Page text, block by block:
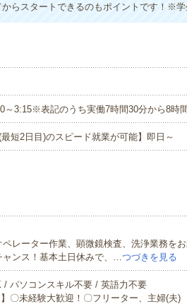
らスタートできるのもポイントです！※
～3:15※表記のうち実働7時間30分から8時間
短2日目)のスピード就業が可能】即日～
レーター作業、顕微鏡検査、洗浄業務を
ンス！基本土日休みで、… つづきを見る
パソコンスキル不要 / 英語力不要
】〇未経験大歓迎！〇フリーター、主婦(